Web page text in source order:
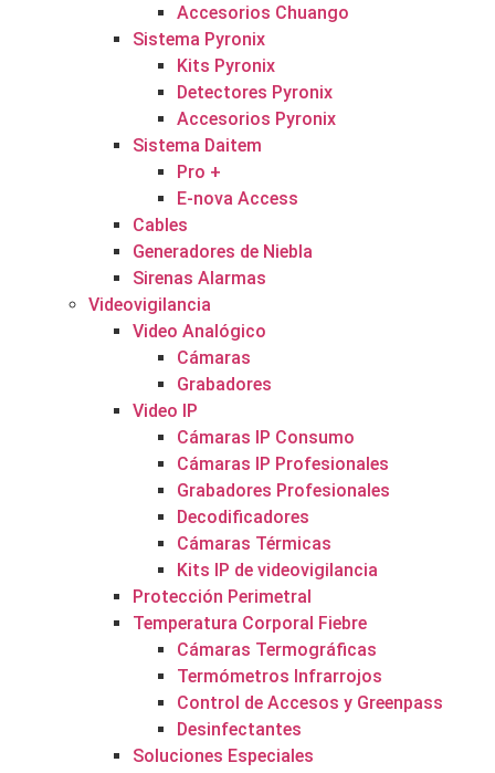
Accesorios Chuango
Sistema Pyronix
Kits Pyronix
Detectores Pyronix
Accesorios Pyronix
Sistema Daitem
Pro +
E-nova Access
Cables
Generadores de Niebla
Sirenas Alarmas
Videovigilancia
Video Analógico
Cámaras
Grabadores
Video IP
Cámaras IP Consumo
Cámaras IP Profesionales
Grabadores Profesionales
Decodificadores
Cámaras Térmicas
Kits IP de videovigilancia
Protección Perimetral
Temperatura Corporal Fiebre
Cámaras Termográficas
Termómetros Infrarrojos
Control de Accesos y Greenpass
Desinfectantes
Soluciones Especiales